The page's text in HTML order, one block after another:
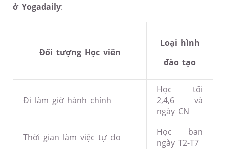
ở Yogadaily:
Đối tượng Học viên
Loại hình
đào tạo
Đi làm giờ hành chính
Học tối
2,4,6 và
ngày CN
Thời gian làm việc tự do
Học ban
ngày T2-T7